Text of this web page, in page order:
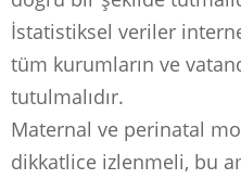
İstatistiksel veriler
tüm kurumların ve
tutulmalıdır.
Maternal ve perinatal
dikkatlice izlenmeli, bu